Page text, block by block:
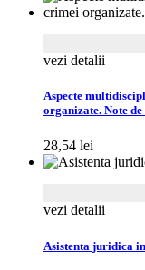
vezi detalii
Aspecte
organizate. Note de
28,54 lei
vezi detalii
Asistenta juridica